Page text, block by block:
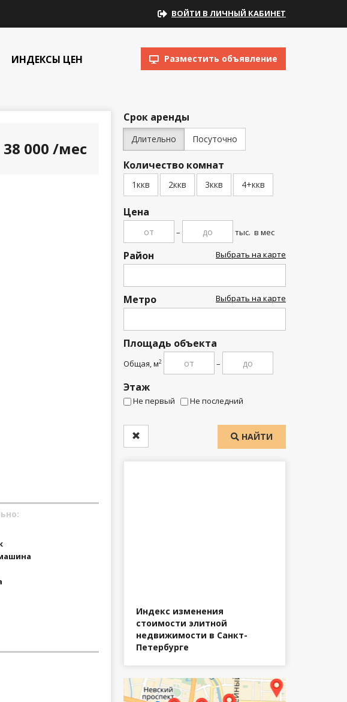
ВОЙТИ В ЛИЧНЫЙ КАБИНЕТ
ИНДЕКСЫ ЦЕН Разместить объявление
Срок аренды
Длительно Посуточно
Количество комнат
1ккв 2ккв 3ккв 4+ккв
Цена
– тыс. в мес
Район Выбрать на карте
Метро Выбрать на карте
Площадь объекта
Общая, м2 –
Этаж
Не первый Не последний
НАЙТИ
Индекс изменения
стоимости элитной
недвижимости в Санкт-
Петербурге
38 000 /мес